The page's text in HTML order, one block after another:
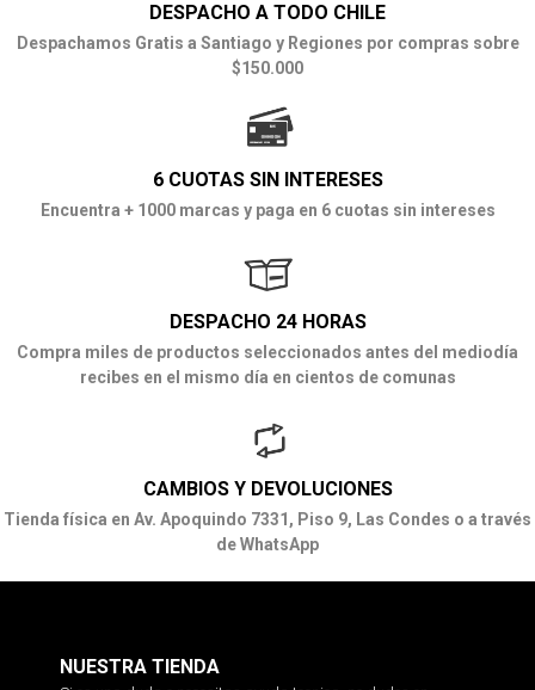
DESPACHO A TODO CHILE
Despachamos Gratis a Santiago y Regiones por compras sobre
$150.000
6 CUOTAS SIN INTERESES
Encuentra + 1000 marcas y paga en 6 cuotas sin intereses
DESPACHO 24 HORAS
Compra miles de productos seleccionados antes del mediodía
recibes en el mismo día en cientos de comunas
CAMBIOS Y DEVOLUCIONES
Tienda física en Av. Apoquindo 7331, Piso 9, Las Condes o a través
de WhatsApp
NUESTRA TIENDA